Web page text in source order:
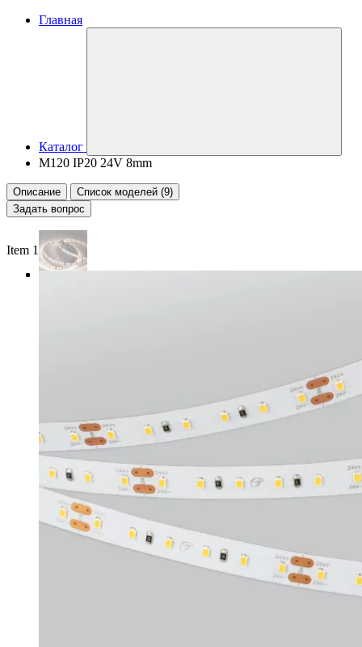
Главная
Каталог
M120 IP20 24V 8mm
Описание
Список моделей (9)
Задать вопрос
Item 1 of 4